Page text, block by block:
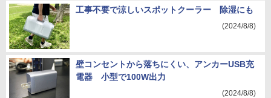
工事不要で涼しいスポットクーラー 除湿にも
(2024/8/8)
壁コンセントから落ちにくい、アンカーUSB充
電器 小型で100W出力
(2024/8/8)